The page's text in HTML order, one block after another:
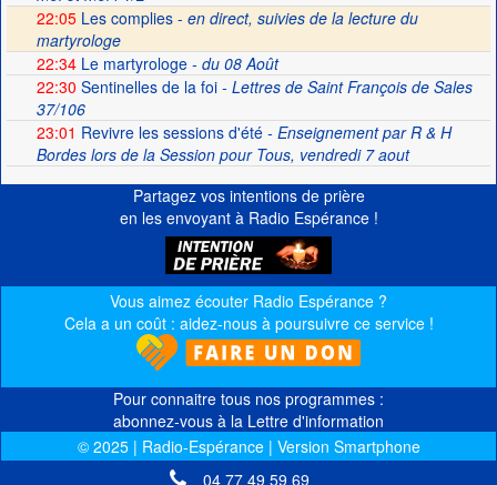
22:05Les complies - en direct, suivies de la lecture du
martyrologe
22:34Le martyrologe- du 08 Août
22:30 Sentinelles de la foi- Lettres de Saint François de Sales
37/106
23:01 Revivre les sessions d'été- Enseignement par R & H
Bordes lors de la Session pour Tous, vendredi 7 aout
Partagez vos intentions de prière
en les envoyant à Radio Espérance !
Vous aimez écouter Radio Espérance ?
Cela a un coût : aidez-nous à poursuivre ce service !
Pour connaitre tous nos programmes :
abonnez-vous à la Lettre d'information
© 2025 | Radio-Espérance | Version Smartphone
04 77 49 59 69